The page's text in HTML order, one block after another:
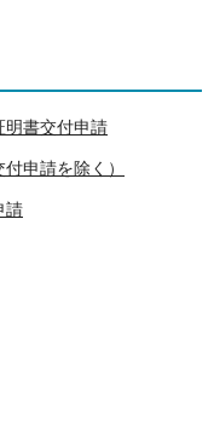
明書交付申請
申請を除く）
請